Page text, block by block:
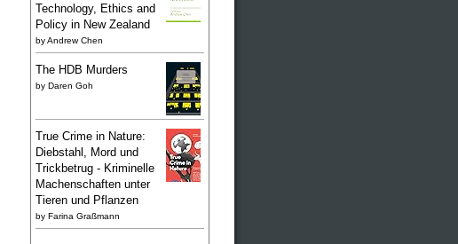
Technology, Ethics and
Policy in New Zealand
byAndrew Chen
The HDB Murders
by Daren Goh
True Crime in Nature:
Diebstahl, Mord und
Trickbetrug - Kriminelle
Machenschaften unter
Tieren und Pflanzen
by Farina Graßmann